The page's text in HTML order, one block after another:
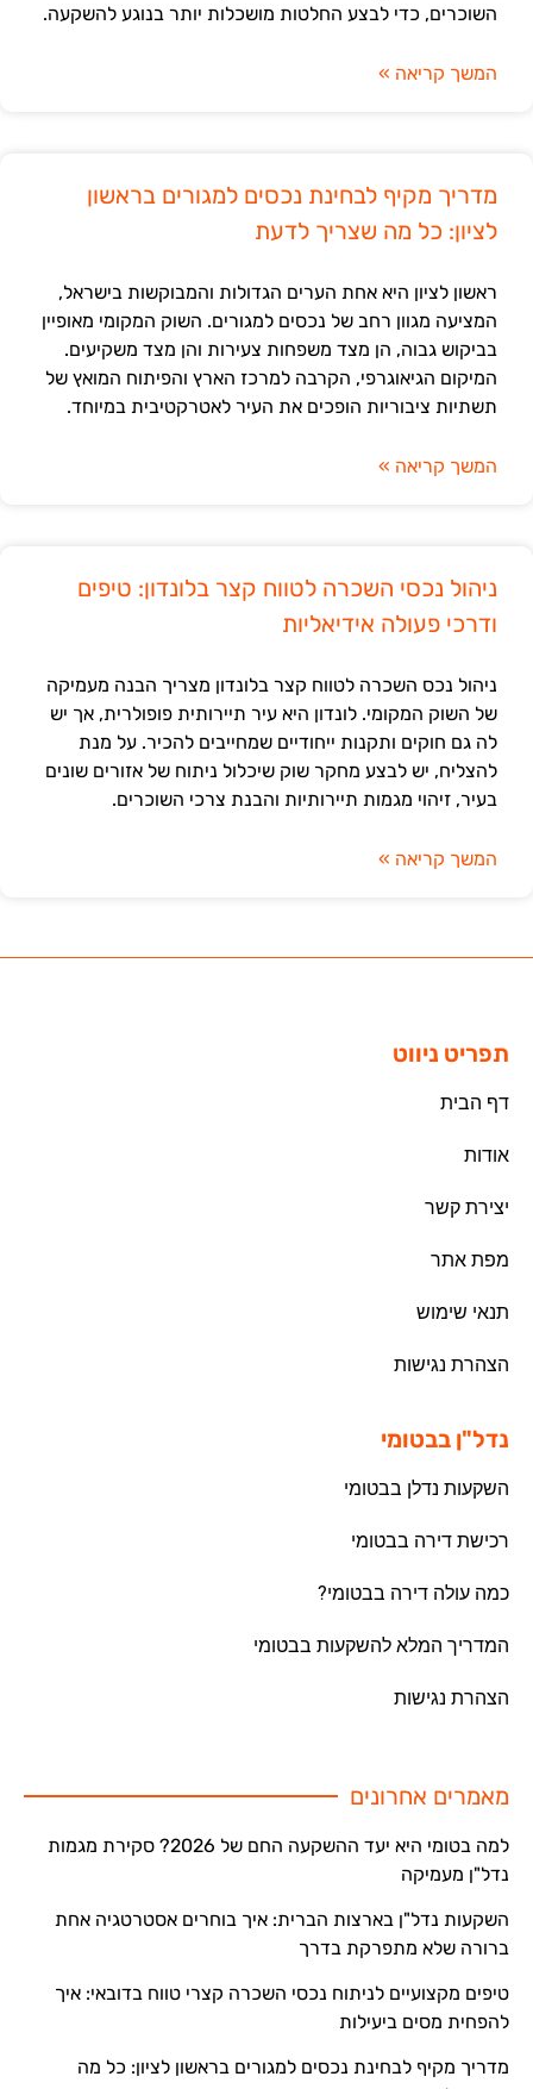
השוכרים, כדי לבצע החלטות מושכלות יותר בנוגע להשקעה.
המשך קריאה »
מדריך מקיף לבחינת נכסים למגורים בראשון
לציון: כל מה שצריך לדעת
ראשון לציון היא אחת הערים הגדולות והמבוקשות בישראל,
המציעה מגוון רחב של נכסים למגורים. השוק המקומי מאופיין
בביקוש גבוה, הן מצד משפחות צעירות והן מצד משקיעים.
המיקום הגיאוגרפי, הקרבה למרכז הארץ והפיתוח המואץ של
תשתיות ציבוריות הופכים את העיר לאטרקטיבית במיוחד.
המשך קריאה »
ניהול נכסי השכרה לטווח קצר בלונדון: טיפים
ודרכי פעולה אידיאליות
ניהול נכס השכרה לטווח קצר בלונדון מצריך הבנה מעמיקה
של השוק המקומי. לונדון היא עיר תיירותית פופולרית, אך יש
לה גם חוקים ותקנות ייחודיים שמחייבים להכיר. על מנת
להצליח, יש לבצע מחקר שוק שיכלול ניתוח של אזורים שונים
בעיר, זיהוי מגמות תיירותיות והבנת צרכי השוכרים.
המשך קריאה »
תפריט ניווט
דף הבית
אודות
יצירת קשר
מפת אתר
תנאי שימוש
הצהרת נגישות
נדל"ן בבטומי
השקעות נדלן בבטומי
רכישת דירה בבטומי
כמה עולה דירה בבטומי?
המדריך המלא להשקעות בבטומי
הצהרת נגישות
מאמרים אחרונים
למה בטומי היא יעד ההשקעה החם של 2026? סקירת מגמות
נדל"ן מעמיקה
השקעות נדל"ן בארצות הברית: איך בוחרים אסטרטגיה אחת
ברורה שלא מתפרקת בדרך
טיפים מקצועיים לניתוח נכסי השכרה קצרי טווח בדובאי: איך
להפחית מסים ביעילות
מדריך מקיף לבחינת נכסים למגורים בראשון לציון: כל מה